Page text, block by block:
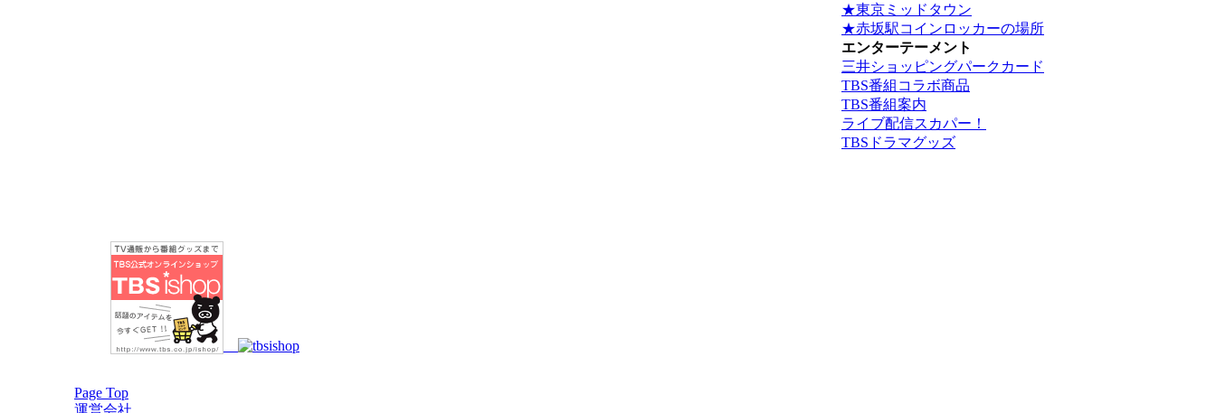
★東京ミッドタウン
★赤坂駅コインロッカーの場所
エンターテーメント
三井ショッピングパークカード
TBS番組コラボ商品
TBS番組案内
ライブ配信スカパー！
TBSドラマグッズ
Page Top